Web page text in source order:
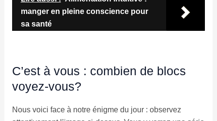
manger en pleine conscience pour
sa santé
C’est à vous : combien de blocs
voyez-vous?
Nous voici face à notre énigme du jour : observez